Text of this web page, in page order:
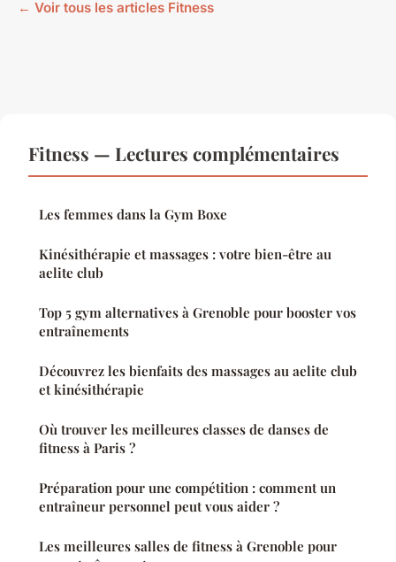
← Voir tous les articles Fitness
Fitness — Lectures complémentaires
Les femmes dans la Gym Boxe
Kinésithérapie et massages : votre bien-être au
aelite club
Top 5 gym alternatives à Grenoble pour booster vos
entraînements
Découvrez les bienfaits des massages au aelite club
et kinésithérapie
Où trouver les meilleures classes de danses de
fitness à Paris ?
Préparation pour une compétition : comment un
entraîneur personnel peut vous aider ?
Les meilleures salles de fitness à Grenoble pour